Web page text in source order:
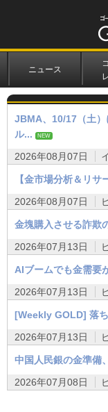
ニュース
JBMA、10/17（土
ル...
NEW
2026年08月07日
【金市場分析＆リ
2026年08月07日
金塊購入させる詐欺
2026年07月13日
AIブームでも金需要
2026年07月13日
[Weekly GOLD] 落
2026年07月13日
中国人民銀の金準
2026年07月08日